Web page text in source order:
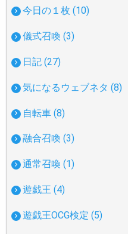
今日の１枚 (10)
儀式召喚 (3)
日記 (27)
気になるウェブネタ (8)
自転車 (8)
融合召喚 (3)
通常召喚 (1)
遊戯王 (4)
遊戯王OCG検定 (5)